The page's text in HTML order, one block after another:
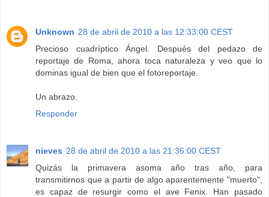
Unknown 28 de abril de 2010 a las 12:33:00 CEST
Precioso cuadríptico Ángel. Después del pedazo de
reportaje de Roma, ahora toca naturaleza y veo que lo
dominas igual de bien que el fotoreportaje.
Un abrazo.
Responder
nieves 28 de abril de 2010 a las 21:36:00 CEST
Quizás la primavera asoma año tras año, para
transmitirnos que a partir de algo aparentemente "muerto",
es capaz de resurgir como el ave Fenix. Han pasado